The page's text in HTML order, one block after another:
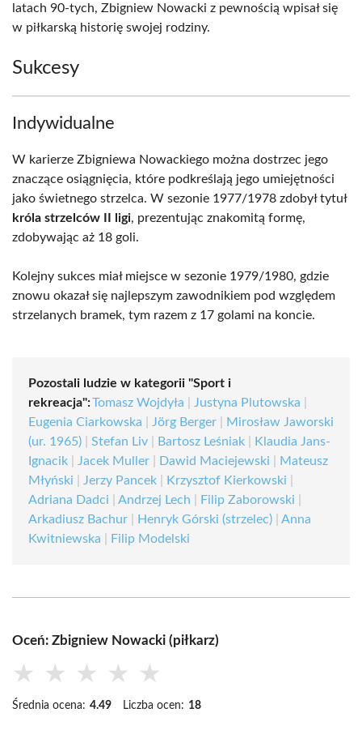
latach 90-tych, Zbigniew Nowacki z pewnością wpisał się
w piłkarską historię swojej rodziny.
Sukcesy
Indywidualne
W karierze Zbigniewa Nowackiego można dostrzec jego
znaczące osiągnięcia, które podkreślają jego umiejętności
jako świetnego strzelca. W sezonie 1977/1978 zdobył tytuł
króla strzelców II ligi, prezentując znakomitą formę,
zdobywając aż 18 goli.
Kolejny sukces miał miejsce w sezonie 1979/1980, gdzie
znowu okazał się najlepszym zawodnikiem pod względem
strzelanych bramek, tym razem z 17 golami na koncie.
Pozostali ludzie w kategorii "Sport i
rekreacja":Tomasz Wojdyła Justyna Plutowska
Eugenia Ciarkowska
Jörg Berger
Mirosław Jaworski
(ur. 1965)
Stefan Liv Bartosz Leśniak
Klaudia Jans-
Ignacik
Jacek Muller Dawid Maciejewski
Mateusz
Młyński
Jerzy Pancek Krzysztof Kierkowski
Adriana Dadci
Andrzej Lech Filip Zaborowski
Arkadiusz Bachur
Henryk Górski (strzelec)
Anna
Kwitniewska
Filip Modelski
Oceń: Zbigniew Nowacki (piłkarz)
★ ★ ★ ★ ★
Średnia ocena: 4.49 Liczba ocen: 18